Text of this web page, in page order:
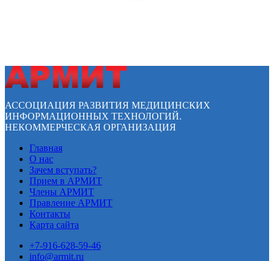
АССОЦИАЦИЯ РАЗВИТИЯ МЕДИЦИНСКИХ
ИНФОРМАЦИОННЫХ ТЕХНОЛОГИЙ.
НЕКОММЕРЧЕСКАЯ ОРГАНИЗАЦИЯ
Главная
О нас
Зачем вступать?
Прием в АРМИТ
Члены АРМИТ
Правление АРМИТ
Контакты
Карта сайта
+7-916-628-59-46
info@armit.ru